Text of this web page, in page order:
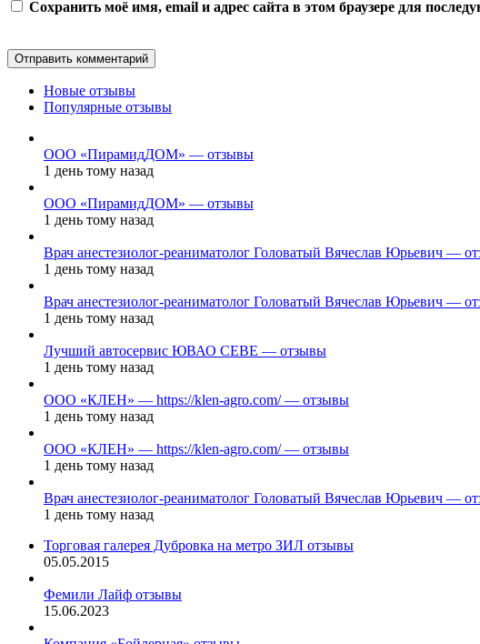
Сохранить моё имя, email и адрес сайта в этом браузере для
Новые отзывы
Популярные отзывы
ООО «ПирамидДОМ» — отзывы
1 день тому назад
ООО «ПирамидДОМ» — отзывы
1 день тому назад
Врач анестезиолог-реаниматолог Головатый Вячеслав Юрьевич —
1 день тому назад
Врач анестезиолог-реаниматолог Головатый Вячеслав Юрьевич —
1 день тому назад
Лучший автосервис ЮВАО CEBE — отзывы
1 день тому назад
ООО «КЛЕН» — https://klen-agro.com/ — отзывы
1 день тому назад
ООО «КЛЕН» — https://klen-agro.com/ — отзывы
1 день тому назад
Врач анестезиолог-реаниматолог Головатый Вячеслав Юрьевич —
1 день тому назад
Торговая галерея Дубровка на метро ЗИЛ отзывы
05.05.2015
Фемили Лайф отзывы
15.06.2023